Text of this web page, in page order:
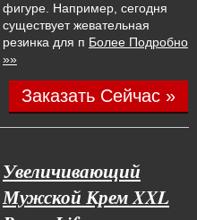
фигуре. Например, сегодня
существует жевательная
резинка для п Более Подробно
»»
Заказать Сейчас »
Увеличивающий
Мужской Крем XXL